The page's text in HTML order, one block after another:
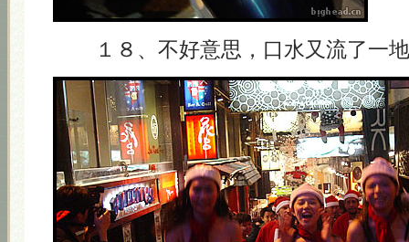
１８、不好意思，口水又流了一